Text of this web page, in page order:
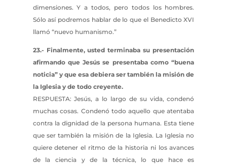
dimensiones. Y a todos, pero todos los hombres.
Sólo así podremos hablar de lo que el Benedicto XVI
llamó “nuevo humanismo.”
23.- Finalmente, usted terminaba su presentación
afirmando que Jesús se presentaba como “buena
noticia” y que esa debiera ser también la misión de
la Iglesia y de todo creyente.
RESPUESTA: Jesús, a lo largo de su vida, condenó
muchas cosas. Condenó todo aquello que atentaba
contra la dignidad de la persona humana. Esta tiene
que ser también la misión de la Iglesia. La Iglesia no
quiere detener el ritmo de la historia ni los avances
de la ciencia y de la técnica, lo que hace es